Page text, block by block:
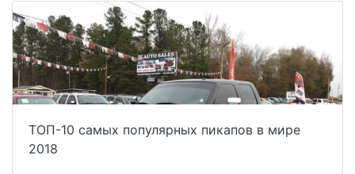
ТОП-10 самых популярных пикапов в мире
2018